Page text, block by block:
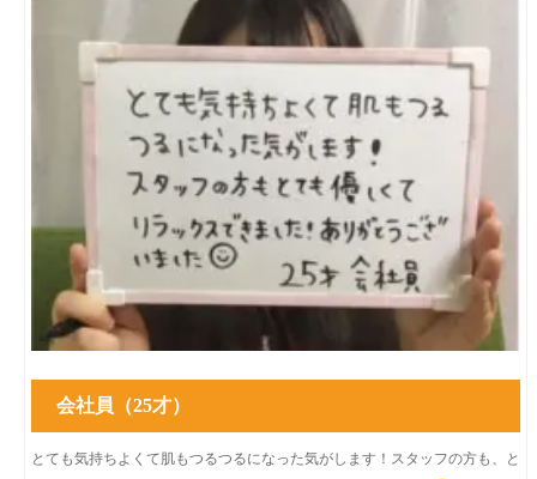
会社員（25才）
とても気持ちよくて肌もつるつるになった気がします！スタッフの方も、と